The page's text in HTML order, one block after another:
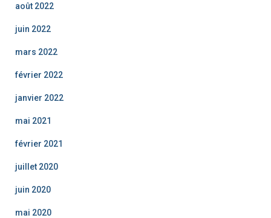
août 2022
juin 2022
mars 2022
février 2022
janvier 2022
mai 2021
février 2021
juillet 2020
juin 2020
mai 2020